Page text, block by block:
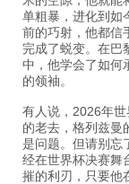
单粗暴，进化到如
前的巧射，他都信
完成了蜕变。在巴
中，他学会了如何
的领袖。
有人说，2026年
的老去，格列兹
是问题。但请别忘
经在世界杯决赛舞
摧的利刃，只要他